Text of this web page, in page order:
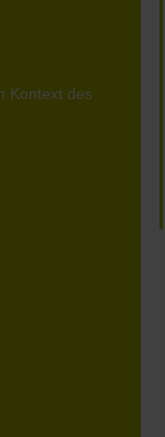
Kontext des